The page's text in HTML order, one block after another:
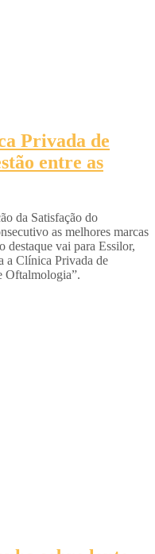
Privada de
entre as
da Satisfação do
as melhores marcas
destaque vai para Essilor,
a Clínica Privada de
Oftalmologia”.